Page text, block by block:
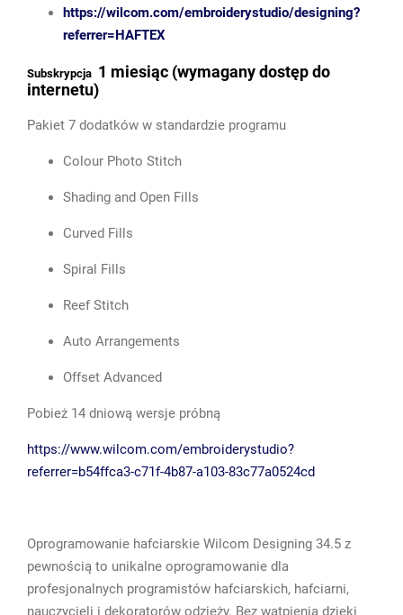
https://wilcom.com/embroiderystudio/designing?
referrer=HAFTEX
Subskrypcja 1 miesiąc (wymagany dostęp do
internetu)
Pakiet 7 dodatków w standardzie programu
Colour Photo Stitch
Shading and Open Fills
Curved Fills
Spiral Fills
Reef Stitch
Auto Arrangements
Offset Advanced
Pobież 14 dniową wersje próbną
https://www.wilcom.com/embroiderystudio?
referrer=b54ffca3-c71f-4b87-a103-83c77a0524cd
Oprogramowanie hafciarskie Wilcom Designing 34.5 z
pewnością to unikalne oprogramowanie dla
profesjonalnych programistów hafciarskich, hafciarni,
nauczycieli i dekoratorów odzieży. Bez wątpienia dzięki